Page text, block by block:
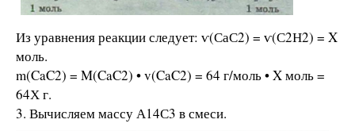
Из уравнения реакции следует: ѵ(СаС2) = ѵ(С2Н2) = X
моль.
m(CaC2) = M(CaC2) • v(CaC2) = 64 г/моль • X моль =
64Х г.
3. Вычисляем массу А14С3 в смеси.